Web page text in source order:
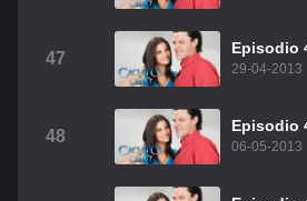
47
Episodio
29-04-2013
48
Episodio
06-05-2013